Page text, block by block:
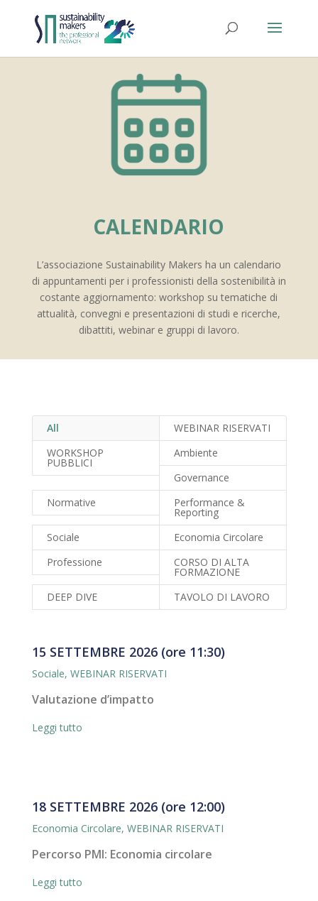
CALENDARIO
L’associazione Sustainability Makers ha un calendario
di appuntamenti per i professionisti della sostenibilità in
costante aggiornamento: workshop su tematiche di
attualità, convegni e presentazioni di studi e ricerche,
dibattiti, webinar e gruppi di lavoro.
All
WEBINAR RISERVATI
WORKSHOP
PUBBLICI
Ambiente
Governance
Normative
Performance &
Reporting
Sociale
Economia Circolare
Professione
CORSO DI ALTA
FORMAZIONE
DEEP DIVE
TAVOLO DI LAVORO
15 SETTEMBRE 2026 (ore 11:30)
Sociale, WEBINAR RISERVATI
Valutazione d’impatto
Leggi tutto
18 SETTEMBRE 2026 (ore 12:00)
Economia Circolare, WEBINAR RISERVATI
Percorso PMI: Economia circolare
Leggi tutto